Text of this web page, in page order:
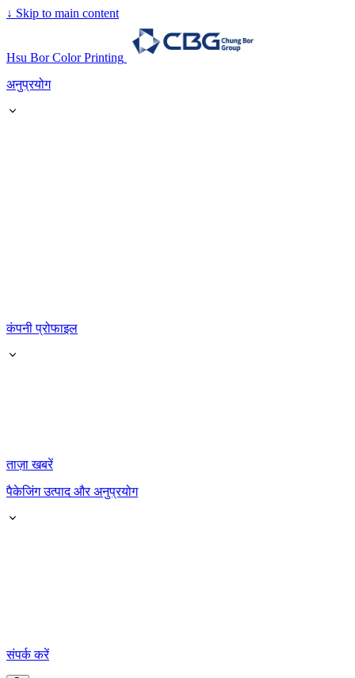
↓ Skip to main content
Hsu Bor Color Printing
अनुप्रयोग
कंपनी प्रोफाइल
ताज़ा खबरें
पैकेजिंग उत्पाद और अनुप्रयोग
संपर्क करें